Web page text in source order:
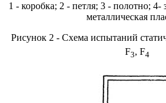
1 - коробка; 2 - петля; 3 - полотно;
металлическая
Рисунок 2 - Схема испытаний
F3, F4